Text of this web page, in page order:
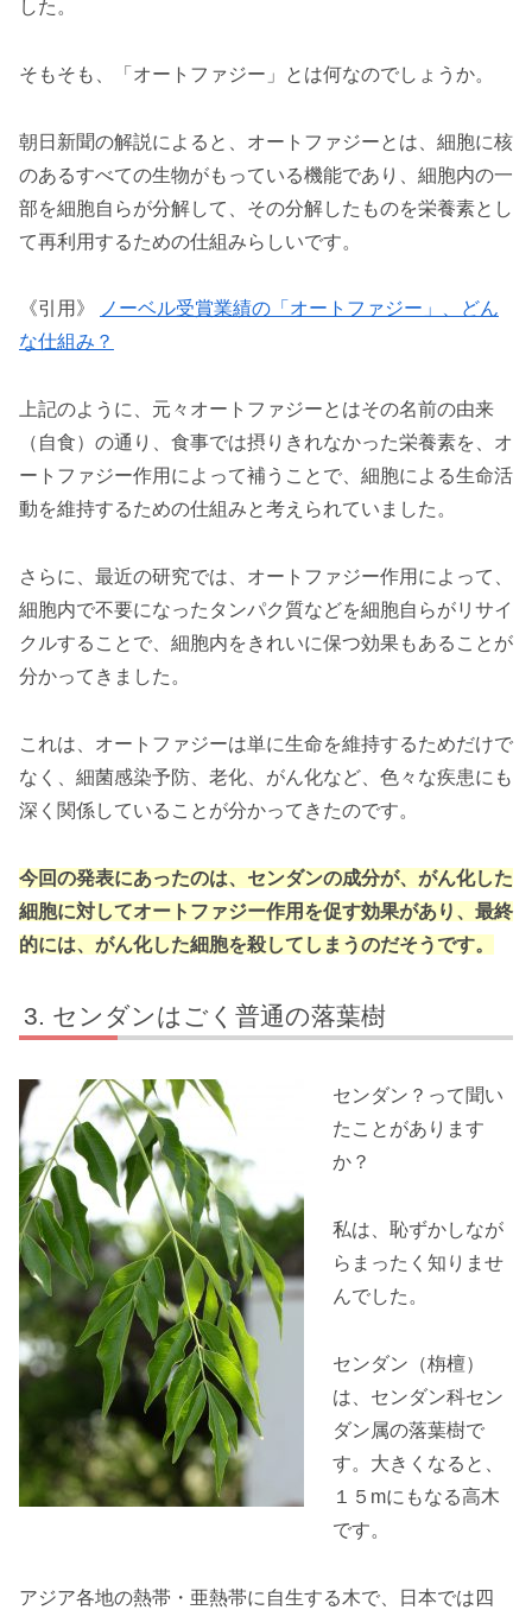
した。
そもそも、「オートファジー」とは何なのでしょうか。
朝日新聞の解説によると、オートファジーとは、細胞に核
のあるすべての生物がもっている機能であり、細胞内の一
部を細胞自らが分解して、その分解したものを栄養素とし
て再利用するための仕組みらしいです。
《引用》
ノーベル受賞業績の「オートファジー」、どん
な仕組み？
上記のように、元々オートファジーとはその名前の由来
（自食）の通り、食事では摂りきれなかった栄養素を、オ
ートファジー作用によって補うことで、細胞による生命活
動を維持するための仕組みと考えられていました。
さらに、最近の研究では、オートファジー作用によって、
細胞内で不要になったタンパク質などを細胞自らがリサイ
クルすることで、細胞内をきれいに保つ効果もあることが
分かってきました。
これは、オートファジーは単に生命を維持するためだけで
なく、細菌感染予防、老化、がん化など、色々な疾患にも
深く関係していることが分かってきたのです。
今回の発表にあったのは、センダンの成分が、がん化した
細胞に対してオートファジー作用を促す効果があり、最終
的には、がん化した細胞を殺してしまうのだそうです。
センダンはごく普通の落葉樹
センダン？って聞い
たことがあります
か？
私は、恥ずかしなが
らまったく知りませ
んでした。
センダン（栴檀）
は、センダン科セン
ダン属の落葉樹で
す。大きくなると、
１５mにもなる高木
です。
アジア各地の熱帯・亜熱帯に自生する木で、日本では四